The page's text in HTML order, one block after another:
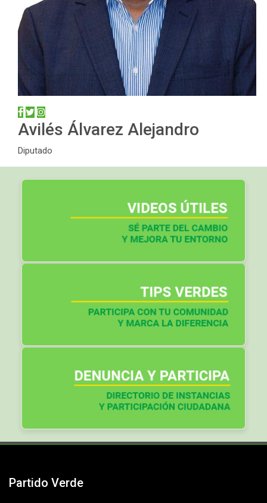
Avilés Álvarez Alejandro
Diputado
Partido Verde